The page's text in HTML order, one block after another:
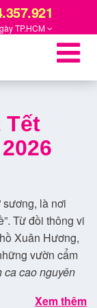
TP.HCM
Tết
là nơi
Từ đồi thông vi
Xuân Hương,
vườn cẩm
ca cao nguyên
Xem thêm